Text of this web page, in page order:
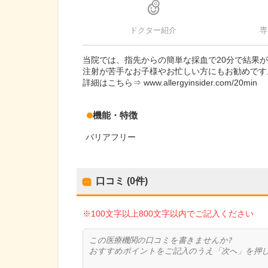
ドクター紹介
当院では、指先からの簡単な採血で20分で結果
注射が苦手なお子様やお忙しい方にもお勧めで
詳細はこちら⇒ www.allergyinsider.com/20min
機能・特徴
バリアフリー
口コミ (0件)
※100文字以上800文字以内でご記入ください